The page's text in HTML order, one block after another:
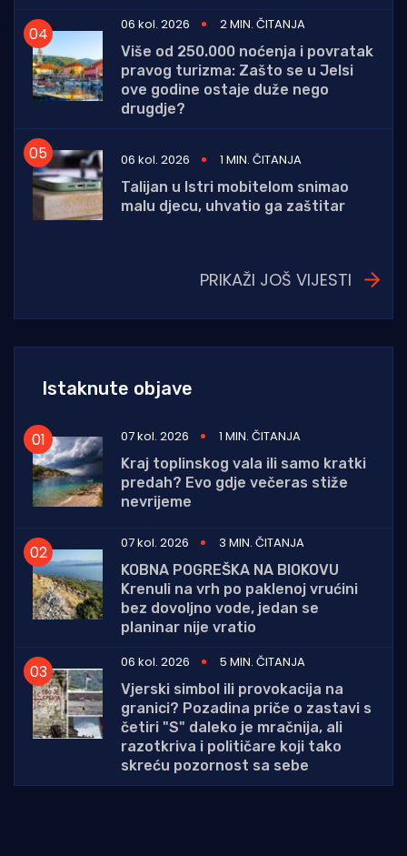
06 kol. 2026
2 MIN. ČITANJA
Više od 250.000 noćenja i povratak
pravog turizma: Zašto se u Jelsi
ove godine ostaje duže nego
drugdje?
06 kol. 2026
1 MIN. ČITANJA
Talijan u Istri mobitelom snimao
malu djecu, uhvatio ga zaštitar
PRIKAŽI JOŠ VIJESTI
Istaknute objave
07 kol. 2026
1 MIN. ČITANJA
Kraj toplinskog vala ili samo kratki
predah? Evo gdje večeras stiže
nevrijeme
07 kol. 2026
3 MIN. ČITANJA
KOBNA POGREŠKA NA BIOKOVU
Krenuli na vrh po paklenoj vrućini
bez dovoljno vode, jedan se
planinar nije vratio
06 kol. 2026
5 MIN. ČITANJA
Vjerski simbol ili provokacija na
granici? Pozadina priče o zastavi s
četiri "S" daleko je mračnija, ali
razotkriva i političare koji tako
skreću pozornost sa sebe